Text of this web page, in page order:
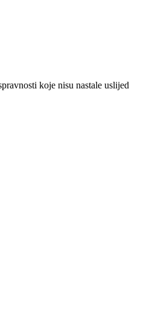
koje nisu nastale uslijed